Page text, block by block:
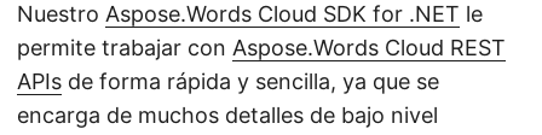
Nuestro Aspose.Words Cloud SDK for .NET le
permite trabajar con Aspose.Words Cloud REST
APIs de forma rápida y sencilla, ya que se
encarga de muchos detalles de bajo nivel